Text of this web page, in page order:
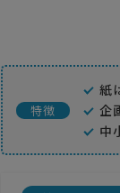
特徴
紙
企
中